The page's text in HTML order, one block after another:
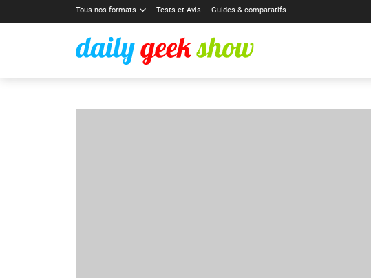
Tous nos formats Tests et Avis Guides & comparatifs